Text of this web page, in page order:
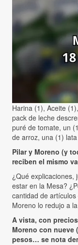
Harina (1), Aceite
pack de leche
puré de tomate, un
de arroz, una (1)
Pilar y Moreno (y
reciben el mismo
¿Qué explicaciones,
estar en la Mesa?
cantidad de
Moreno lo redujo a
A vista, con
Moreno con nueve
pesos… se nota